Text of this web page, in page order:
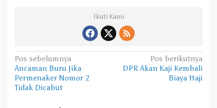
Ikuti Kami
N
a
v
Pos sebelumnya
Ancaman Buru Jika
Permenaker Nomor 2
Tidak Dicabut
Pos berikutnya
DPR Akan Kaji Kembali
Biaya Haji